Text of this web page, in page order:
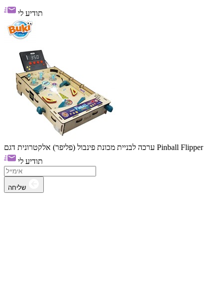
תודיע לי
ערכה לבניית מכונת פינבול (פליפר) אלקטרונית דגם Pinball Flipper
תודיע לי